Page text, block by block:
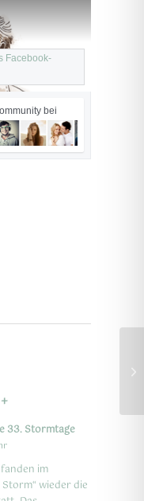
Facebook-
bei
33. Stormtage
im
wieder die